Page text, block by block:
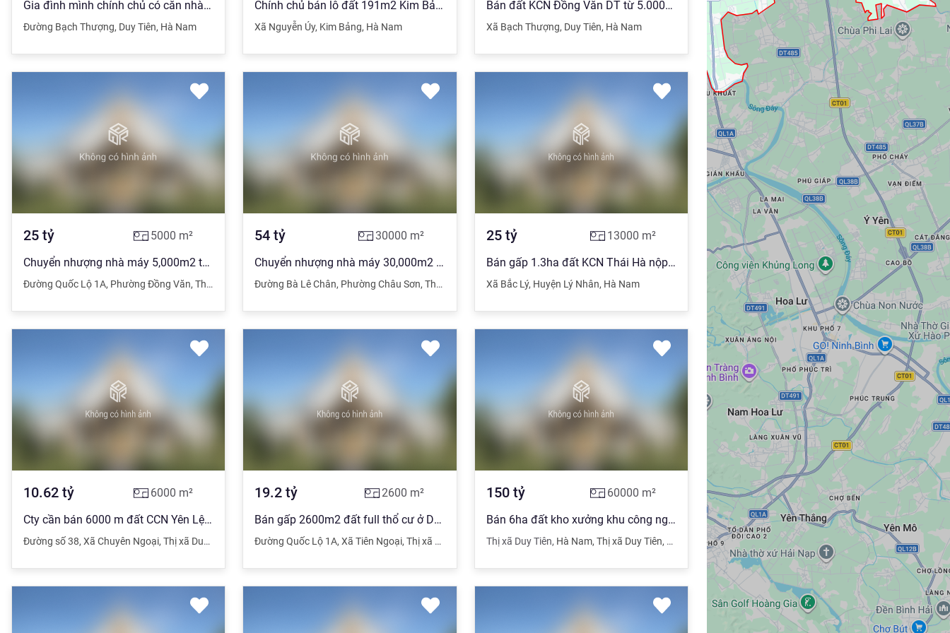
Gia đình mình chính chủ có căn nhà cần bán tại duy tiên hà nam_lh: 0917 956 222
Đường Bạch Thượng, Duy Tiên, Hà Nam
Chính chủ bán lô đất 191m2 Kim Bảng Hà Nam
Xã Nguyễn Úy, Kim Bảng, Hà Nam
Bán đất KCN Đồng Văn DT từ 5.000m2, 1ha đến 5ha, vị trí đẹp, hạ tầng chất lượng, miễn thuế 11 năm
Xã Bạch Thượng, Duy Tiên, Hà Nam
25 tỷ 5000 m²
Chuyển nhượng nhà máy 5,000m2 tại ngay KCN Đồng Văn, Hà Nam
Đường Quốc Lộ 1A, Phường Đồng Văn, Thị xã Duy Tiên ,Hà Nam
54 tỷ 30000 m²
Chuyển nhượng nhà máy 30,000m2 tại ngay KCN Châu Sơn, Hà Nam , sổ đến 2056
Đường Bà Lê Chân, Phường Châu Sơn, Thành phố Phủ Lý ,Hà Nam
25tỷ 13000 m²
Bán gấp 1.3ha đất KCN Thái Hà nộp thuế 1 lần
Xã Bắc Lý, Huyện Lý Nhân, Hà Nam
10.62 tỷ 6000 m²
Cty cần bán 6000 m đất CCN Yên Lệnh, chỉ 75 usd/m2
Đường số 38, Xã Chuyên Ngoại, Thị xã Duy Tiên Hà Nam
19.2 tỷ 2600 m²
Bán gấp 2600m2 đất full thổ cư ở Duy Tiên, Hà Nam, đã dựng nhà xưởng, giá 19.2 tỷ
Đường Quốc Lộ 1A, Xã Tiên Ngoại, Thị xã Duy Tiên Hà Nam
150tỷ 60000 m²
Bán 6ha đất kho xưởng khu công nghiệp, Tỉnh Hà Nam
Thị xã Duy Tiên, Hà Nam, Thị xã Duy Tiên, Hà Nam